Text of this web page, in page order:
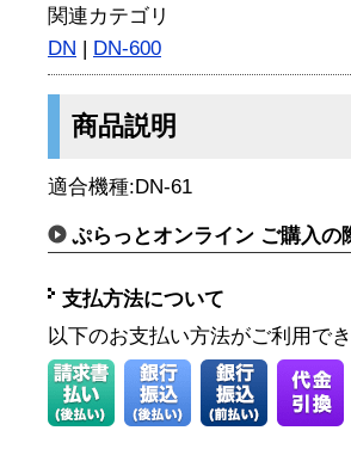
関連カテゴリ
DN | DN-600
商品説明
適合機種:DN-61
ぷらっとオンライン ご購入の
支払方法について
以下のお支払い方法がご利用で